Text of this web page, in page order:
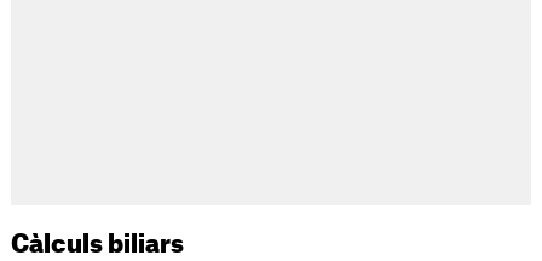
Càlculs biliars